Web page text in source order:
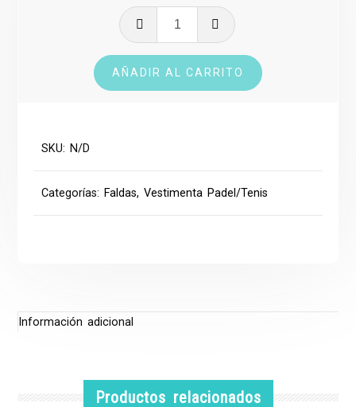
cantidad
AÑADIR AL CARRITO
SKU: N/D
Categorías: Faldas,Vestimenta Padel/Tenis
Información adicional
Productos relacionados